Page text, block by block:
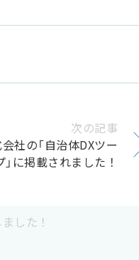
次の記事
社の「自治体DXツー
に掲載されました！
した！